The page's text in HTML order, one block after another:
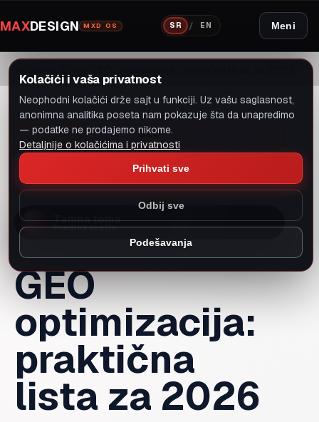
MAXDESIGN MXD OS SR / EN Meni
SEO
Tamna tema
Pređi na svetlu
GEO
optimizacija:
praktična
lista za 2026
Kolačići i vaša privatnost
Neophodni kolačići drže sajt u funkciji. Uz vašu saglasnost,
anonimna analitika poseta nam pokazuje šta da unapredimo
— podatke ne prodajemo nikome.
Detaljnije o kolačićima i privatnosti
Prihvati sve
Odbij sve
Podešavanja